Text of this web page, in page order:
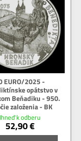
EURO/2025 -
opátstvo v
Beňadiku - 950.
založenia - BK
Ihneď k odberu
52,90 €